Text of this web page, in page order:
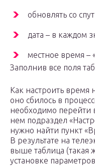
обновлять со
дата – в каждом
местное время –
Заполнив все поля
Как настроить время
оно сбилось в
необходимо перейти
нем подраздел
нужно найти пункт
В результате на
выше таблица (такая
установке